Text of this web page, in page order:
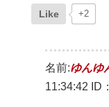
Like +2
名前:ゆんゆ
11:34:42
ID